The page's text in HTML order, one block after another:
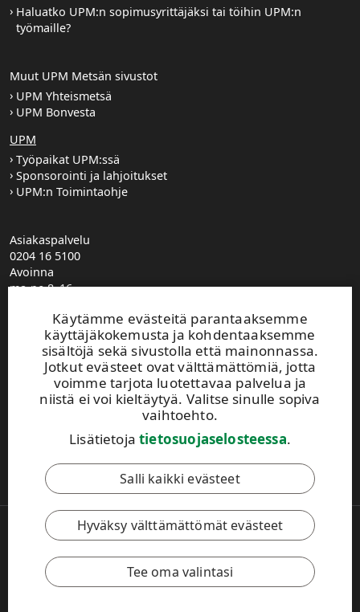
Käytämme evästeitä parantaaksemme
käyttäjäkokemusta ja kohdentaaksemme
sisältöjä sekä sivustolla että mainonnassa.
Jotkut evästeet ovat välttämättömiä, jotta
voimme tarjota luotettavaa palvelua ja
niistä ei voi kieltäytyä. Valitse sinulle sopiva
vaihtoehto.
Lisätietojatietosuojaselosteessa.
Salli kaikki evästeet
Hyväksy välttämättömät evästeet
Tee oma valintasi
Haluatko UPM:n sopimusyrittäjäksi tai töihin UPM:n
työmaille?
Muut UPM Metsän sivustot
UPM Yhteismetsä
UPM Bonvesta
UPM
Työpaikat UPM:ssä
Sponsorointi ja lahjoitukset
UPM:n Toimintaohje
Asiakaspalvelu
0204 16 5100
Avoinna
ma-pe 8–16
0204 16 121
etunimi.sukunimi@upm.com
Metsäasiakasvastaavien yhteystiedot
Metsäpalvelutoimistojen yhteystiedot
Jätä yhteydenottopyyntö
Ilmoita muuttuneista yhteystiedoista
Tietosuoja
käyttöehdot .
Copyright © 2026 UPM. Kaikki oikeudet pidätetään.
Evästeasetukset